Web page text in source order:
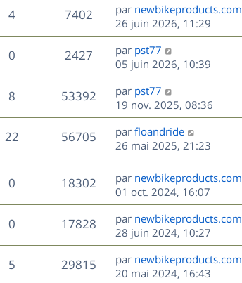
n
s
r
m
e
s
s
a
g
e
4R
é
o
n
s
e
s
7402V
u
s
D
e
r
n
i
e
r
m
e
s
s
a
g
e
par newbikeproducts.com
26 juin 2026, 11:29
0R
é
p
o
s
e
s
2427V
u
e
s
D
e
r
n
i
e
r
m
e
s
s
a
g
e
par pst77
05 juin 2026, 10:39
8R
é
p
s
e
s
53392V
u
D
e
r
n
i
r
m
e
s
s
a
g
e
par pst77
19 nov. 2025, 08:36
22R
é
56705V
u
e
D
e
i
e
r
m
e
s
s
par floandride
26 mai 2025, 21:23
0R
é
18302V
u
e
D
e
r
n
i
e
r
m
par newbikeproducts.com
01 oct. 2024, 16:07
0R
é
17828V
u
D
e
r
n
i
par newbikeproducts.com
28 juin 2024, 10:27
5R
29815V
D
e
par newbikeproducts.com
20 mai 2024, 16:43